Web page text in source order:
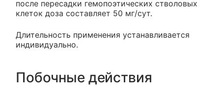
после пересадки гемопоэтических стволовых
клеток доза составляет 50 мг/сут.
Длительность применения устанавливается
индивидуально.
Побочные действия